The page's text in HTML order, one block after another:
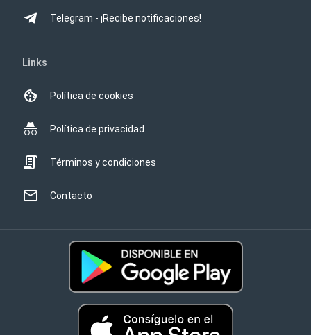
Telegram - ¡Recibe notificaciones!
Links
Política de cookies
Política de privacidad
Términos y condiciones
Contacto